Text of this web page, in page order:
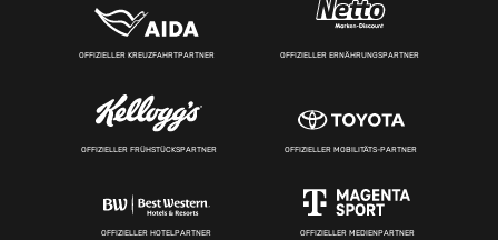
OFFIZIELLER KREUZFAHRTPARTNER OFFIZIELLER ERNÄHRUNGSPARTNER
OFFIZIELLER FRÜHSTÜCKSPARTNER OFFIZIELLER MOBILITÄTS-PARTNER
OFFIZIELLER HOTELPARTNER OFFIZIELLER MEDIENPARTNER